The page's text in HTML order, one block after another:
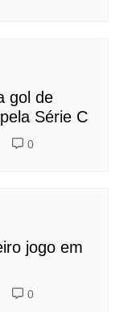
gol de
Série C
0
jogo em
0